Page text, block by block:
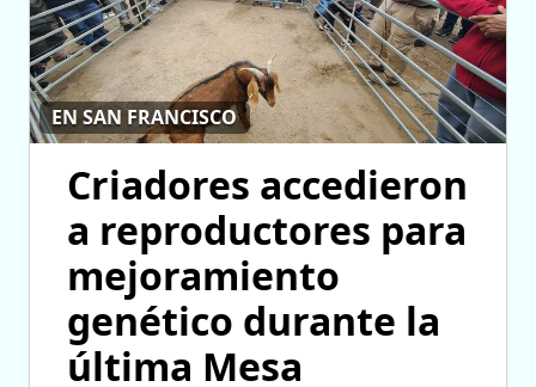
EN SAN FRANCISCO
Criadores accedieron
a reproductores para
mejoramiento
genético durante la
última Mesa